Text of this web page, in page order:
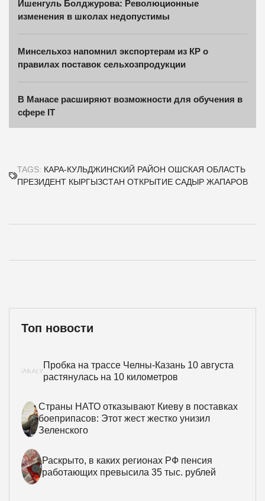
Ишенгуль Болджурова: Революционные
изменения в школах недопустимы
Минсельхоз напомнил экспортерам из КР о
правилах поставок сельхозпродукции
В Манасе расширяют возможности для обучения в
сфере IT
TAGS: КАРА-КУЛЬДЖИНСКИЙ РАЙОН ОШСКАЯ ОБЛАСТЬ
ПРЕЗИДЕНТ КЫРГЫЗСТАН ОТКРЫТИЕ САДЫР ЖАПАРОВ
Топ новости
Пробка на трассе Челны-Казань 10 августа
растянулась на 10 километров
Страны НАТО отказывают Киеву в поставках
боеприпасов: Этот жест жестко унизил
Зеленского
Раскрыто, в каких регионах РФ пенсия
работающих превысила 35 тыс. рублей